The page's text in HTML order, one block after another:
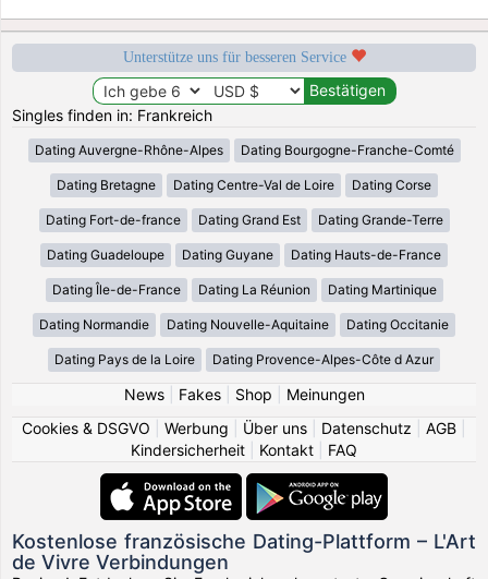
Unterstütze uns für besseren Service
Singles finden in: Frankreich
Dating Auvergne-Rhône-Alpes Dating Bourgogne-Franche-Comté
Dating Bretagne Dating Centre-Val de Loire Dating Corse
Dating Fort-de-france Dating Grand Est Dating Grande-Terre
Dating Guadeloupe Dating Guyane Dating Hauts-de-France
Dating Île-de-France Dating La Réunion Dating Martinique
Dating Normandie Dating Nouvelle-Aquitaine Dating Occitanie
Dating Pays de la Loire Dating Provence-Alpes-Côte d Azur
News| Fakes| Shop
Meinungen
Cookies & DSGVO
Werbung Über uns Datenschutz AGB
Kindersicherheit
Kontakt FAQ
Kostenlose französische Dating-Plattform – L'Art
de Vivre Verbindungen